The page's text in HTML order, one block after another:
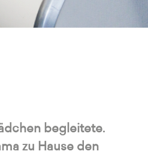
begleitete.
zu Hause den